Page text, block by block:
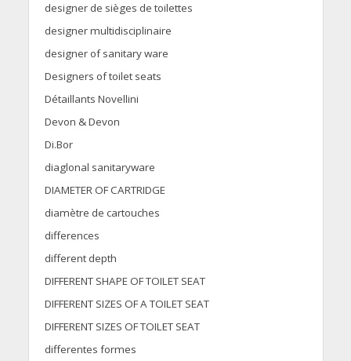
designer de sièges de toilettes
designer multidisciplinaire
designer of sanitary ware
Designers of toilet seats
Détaillants Novellini
Devon & Devon
Di.Bor
diaglonal sanitaryware
DIAMETER OF CARTRIDGE
diamètre de cartouches
differences
different depth
DIFFERENT SHAPE OF TOILET SEAT
DIFFERENT SIZES OF A TOILET SEAT
DIFFERENT SIZES OF TOILET SEAT
differentes formes